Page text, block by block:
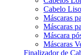
Cabelo Liso
Máscaras
Máscaras
Máscara
Máscaras
Finalizador de